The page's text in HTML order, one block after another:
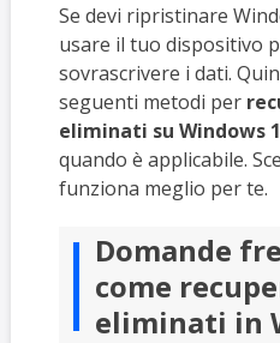
Se devi ripristinare
usare il tuo dispositivo
sovrascrivere i dati.
seguenti metodi per
eliminati su Windows
quando è applicabile.
funziona meglio per te.
Domande
come
eliminati in